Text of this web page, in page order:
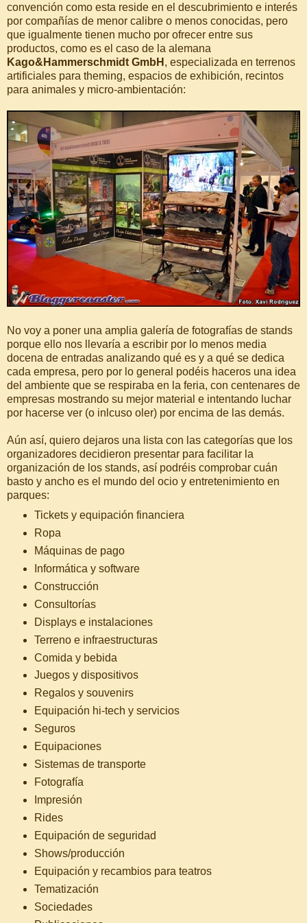
convención como esta reside en el descubrimiento e interés
por compañías de menor calibre o menos conocidas, pero
que igualmente tienen mucho por ofrecer entre sus
productos, como es el caso de la alemana
Kago&Hammerschmidt GmbH , especializada en terrenos
artificiales para theming, espacios de exhibición, recintos
para animales y micro-ambientación:
No voy a poner una amplia galería de fotografías de stands
porque ello nos llevaría a escribir por lo menos media
docena de entradas analizando qué es y a qué se dedica
cada empresa, pero por lo general podéis haceros una idea
del ambiente que se respiraba en la feria, con centenares de
empresas mostrando su mejor material e intentando luchar
por hacerse ver (o inlcuso oler) por encima de las demás.
Aún así, quiero dejaros una lista con las categorías que los
organizadores decidieron presentar para facilitar la
organización de los stands, así podréis comprobar cuán
basto y ancho es el mundo del ocio y entretenimiento en
parques:
Tickets y equipación financiera
Ropa
Máquinas de pago
Informática y software
Construcción
Consultorías
Displays e instalaciones
Terreno e infraestructuras
Comida y bebida
Juegos y dispositivos
Regalos y souvenirs
Equipación hi-tech y servicios
Seguros
Equipaciones
Sistemas de transporte
Fotografía
Impresión
Rides
Equipación de seguridad
Shows/producción
Equipación y recambios para teatros
Tematización
Sociedades